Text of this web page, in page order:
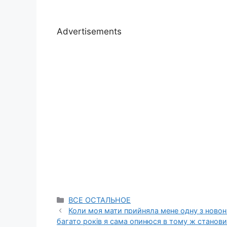
Advertisements
Categories
ВСЕ ОСТАЛЬНОЕ
Коли моя мати прийняла мене одну з
багато років я сама опинюся в тому ж